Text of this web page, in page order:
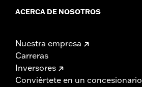
ACERCA DE NOSOTROS
Nuestra empresa
Carreras
Inversores
Conviértete en un concesionario